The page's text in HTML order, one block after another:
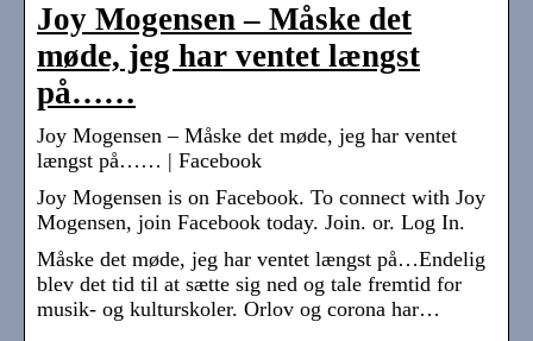
Joy Mogensen – Måske det
møde, jeg har ventet længst
på……
Joy Mogensen – Måske det møde, jeg har ventet
længst på…… | Facebook
Joy Mogensen is on Facebook. To connect with Joy
Mogensen, join Facebook today. Join. or. Log In.
Måske det møde, jeg har ventet længst på…Endelig
blev det tid til at sætte sig ned og tale fremtid for
musik- og kulturskoler. Orlov og corona har…